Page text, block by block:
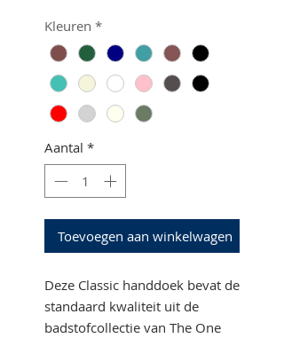
Kleuren *
Aantal *
Toevoegen aan winkelwagen
Deze Classic handdoek bevat de
standaard kwaliteit uit de
badstofcollectie van The One